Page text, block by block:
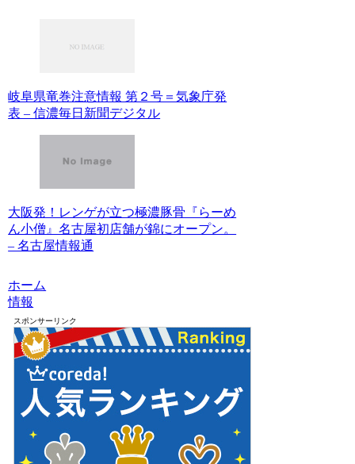
岐阜県竜巻注意情報 第２号＝気象庁発
表 – 信濃毎日新聞デジタル
大阪発！レンゲが立つ極濃豚骨『らーめ
ん小僧』名古屋初店舗が錦にオープン。
– 名古屋情報通
ホーム
情報
スポンサーリンク